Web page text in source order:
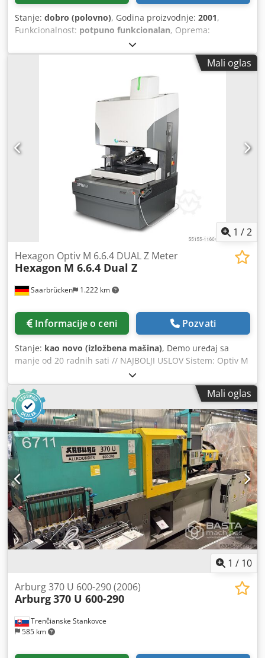
Stanje: dobro (polovno), Godina proizvodnje: 2001,
Funkcionalnost: potpuno funkcionalan, Oprema:
, - Sila stezanja: 80 tona (800 kN)
\- Prečnik vijka: 35 mm Crsdpfx Afjwgamks Hjf \- Shot
težina (ks): 165 grama \- Razmak između kravata (V × V): 420
mm × 420 mm \- Otvaranje hod (Maks): 450 mm \-
Minimalna visina kalupa: 250 mm \- Maksimalna dnevna
svetlost (razmak panela): 700 mm \- Kontrolni sistem:
Selogica - Potrošnja: 29,9 kV \- Dimenzije mašine (D × Š ×
V): 5.200 mm × 1.600 mm × 2.200 mm \- Težina mašine:
3.800 kg
Mali oglas
1 /2
Saarbrücken 1.222 km
Hexagon Optiv M 6.6.4 DUAL Z Meter
Hexagon M 6.6.4 Dual Z
Informacije o ceni Pozvati
Stanje: kao novo (izložbena mašina), Demo uređaj sa
manje od 20 radnih sati // NAJBOLJI USLOV Sistem: Optiv M
6.6.4 Multi-senzor koordinira mašinu za merenje sa Dual Z
tehnologijom Sonde i senzori: - 10x CNC motorni zum sa
digitalnom kamerom u boji i svetlom LED prstena od 12
segmenata - HPSS-X1H senzor za skeniranje sa HH-A-T5 -
HP-S-X1C/H držač za stylus (1xM3) - M3 stylus komplet za
HP-S-X1C senzor - HR-X Button Rack za HP-S-X1C/H (3Ports,
L=400) - Jedinica za kalibraciju senzora bez artefakata
kalibracije - Stakleni standard 25mm - Prsten od merača
20mm Codpfxoncfd Ro Af Herf Računari i softver: - Softver
za merenje i procenu PC-DMIS CAD++ - Jedinica za kontrolu
mašina BEST - Dell 27" monitor - Workbench Opcionalni
pribor: - Hromatski senzor bele svetlosti (CWS) - CWS jačine
glave 3mm - Solara.MP12 - QS STAT 12 - O-QIS 12 Dostava,
naručivanje i druge usluge na zahtev Na zahtev, merni
uređaj se može konvertovati iz optiCheck3D V 5.0
Mali oglas
1 / 10
Trenčianske Stankovce
585 km
Arburg 370 U 600-290 (2006)
Arburg370 U 600-290